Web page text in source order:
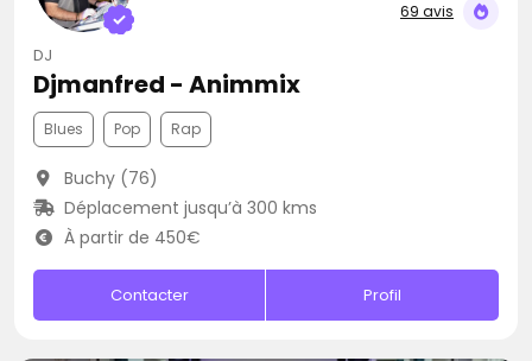
69 avis
DJ
Djmanfred - Animmix
Blues Pop Rap
Buchy (76)
Déplacement jusqu’à 300 kms
À partir de 450€
Contacter Profil